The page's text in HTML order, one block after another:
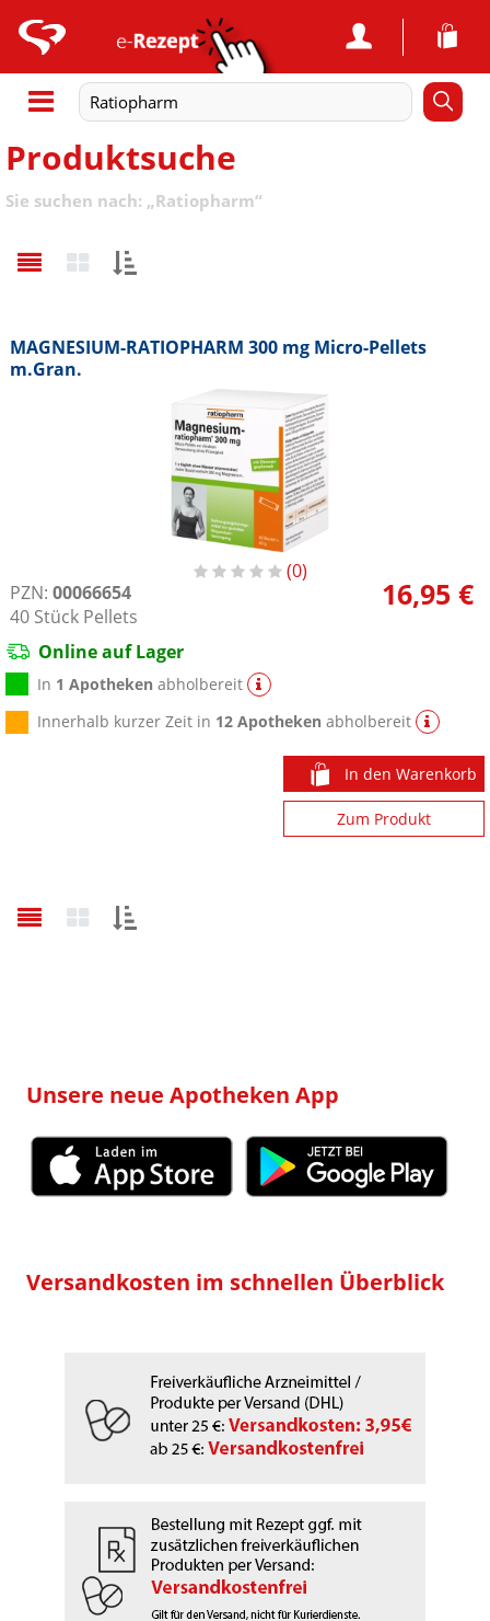
Produktsuche
Sie suchen nach: „Ratiopharm“
MAGNESIUM-RATIOPHARM 300 mg Micro-Pellets
m.Gran.
0
PZN: 00066654
40 Stück Pellets
16,95 €
Online auf Lager
In 1 Apotheken abholbereit
Innerhalb kurzer Zeit in 12 Apotheken abholbereit
In den Warenkorb
Zum Produkt
Unsere neue Apotheken App
Versandkosten im schnellen Überblick